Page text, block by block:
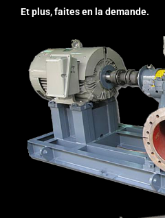
Et plus, faites en la demande.